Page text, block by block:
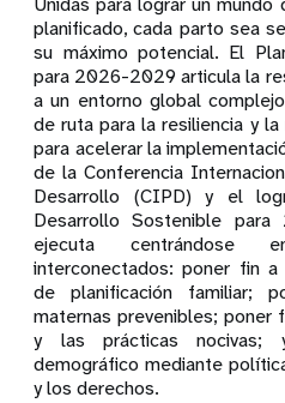
planificado, cada parto sea
su máximo potencial. El
para 2026-2029 articula la
a un entorno global
de ruta para la resiliencia y
para acelerar la
de la Conferencia
Desarrollo (CIPD) y el
Desarrollo Sostenible
ejecuta centrándose
interconectados: poner fin
de planificación familiar;
maternas prevenibles; poner
y las prácticas nocivas;
demográfico mediante
y los derechos.